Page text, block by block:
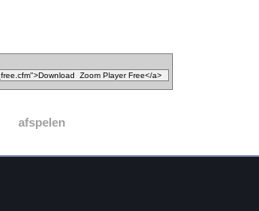
afspelen